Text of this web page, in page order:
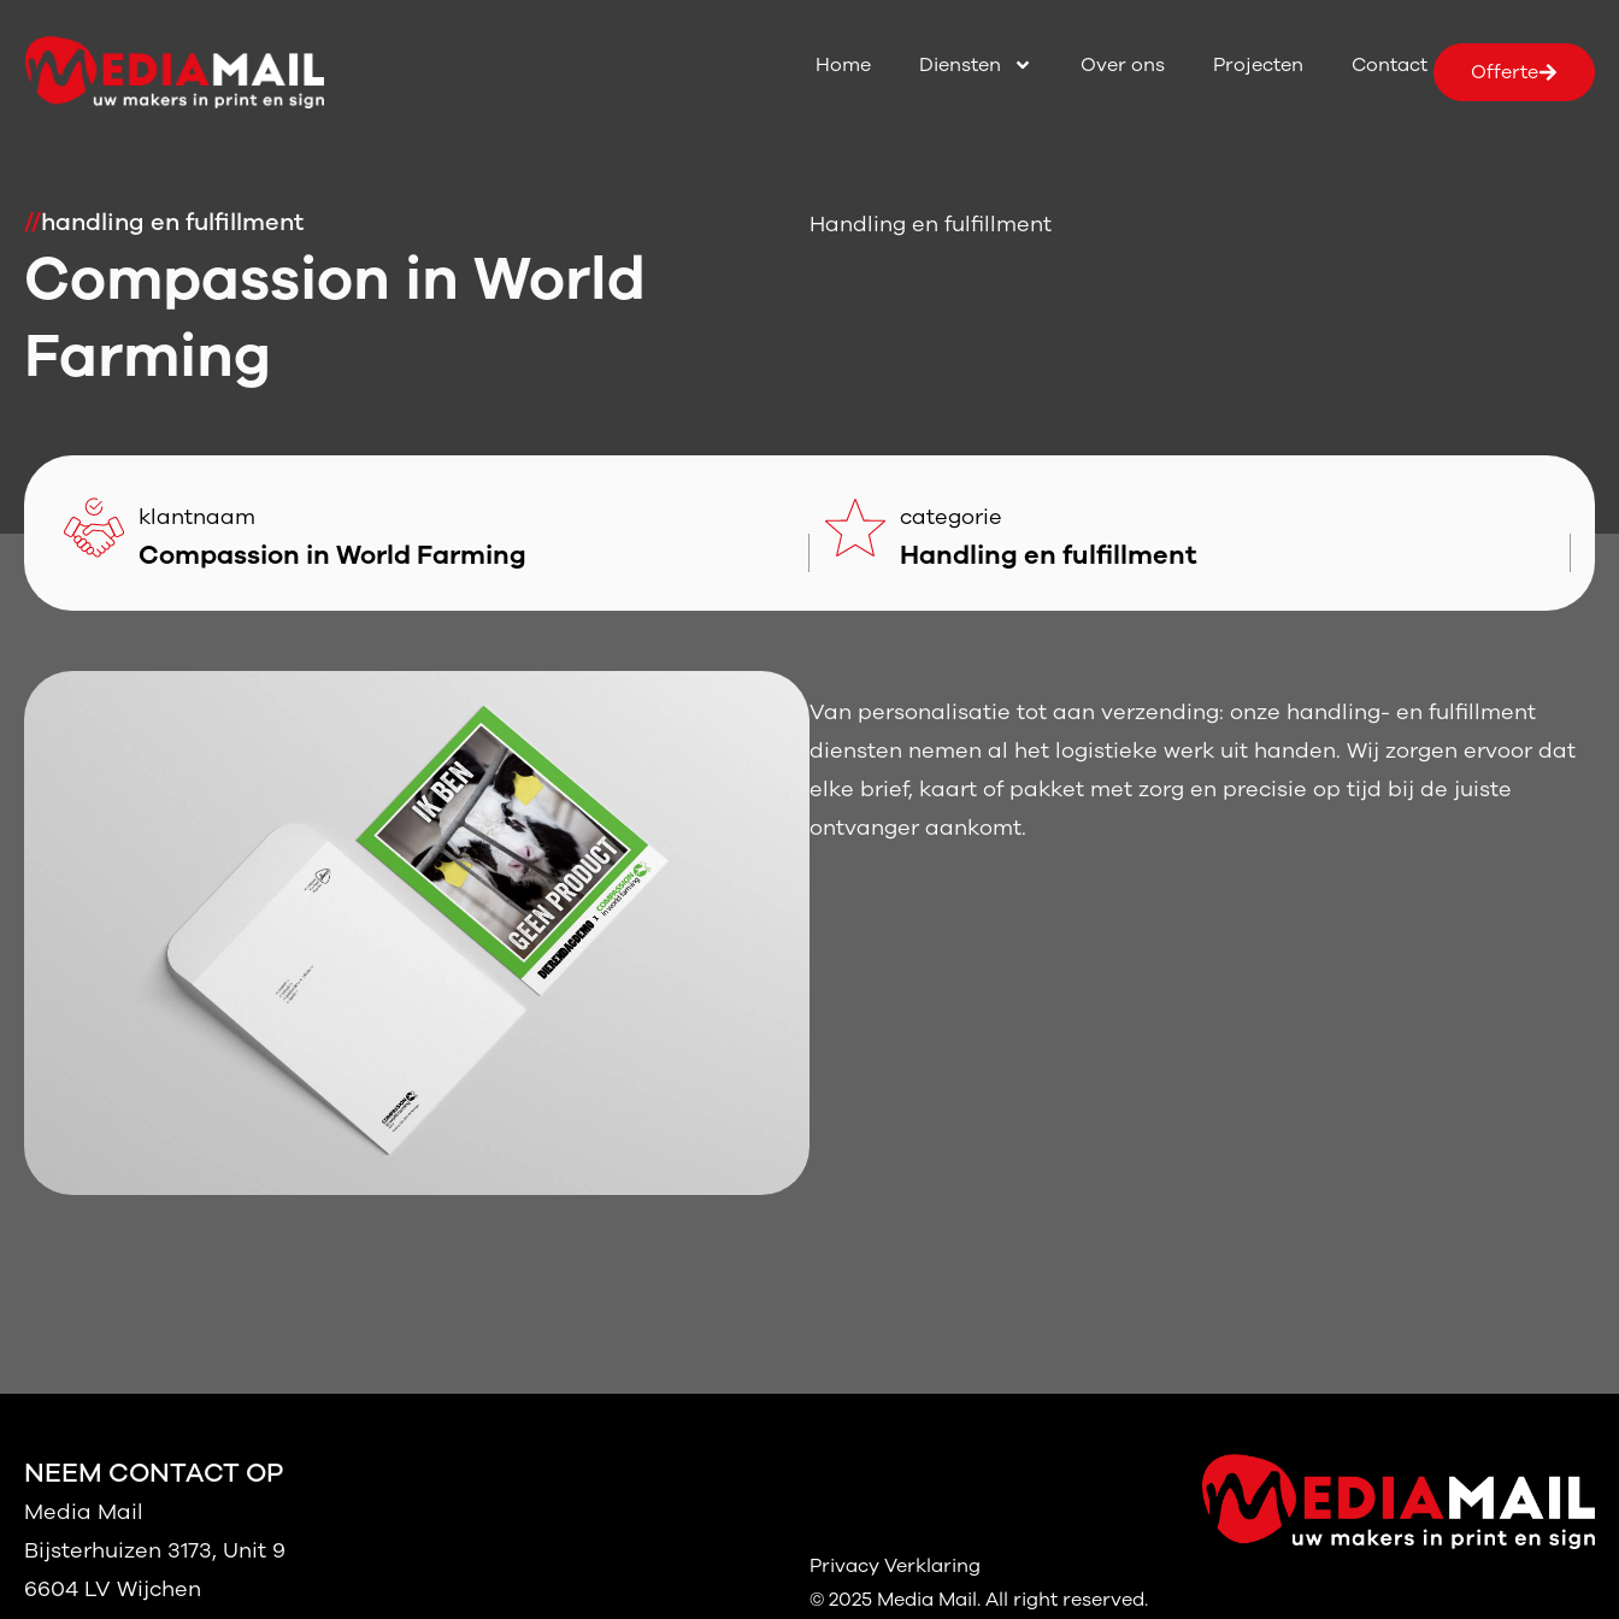
Home Diensten Over ons Projecten Contact Offerte
//handling en fulfillment
Compassion in World
Farming
Handling en fulfillment
klantnaam
Compassion in World Farming
categorie
Handling en fulfillment
Van personalisatie tot aan verzending: onze handling- en fulfillment
diensten nemen al het logistieke werk uit handen. Wij zorgen ervoor dat
elke brief, kaart of pakket met zorg en precisie op tijd bij de juiste
ontvanger aankomt.
NEEM CONTACT OP
Media Mail
Bijsterhuizen 3173, Unit 9
6604 LV Wijchen
Privacy Verklaring
© 2025 Media Mail.All right reserved.